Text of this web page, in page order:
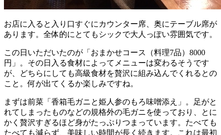
お店に入ると入り口すぐにカウンター席、奥にテーブル席が
あります。全体的にとてもシックで大人っぽい雰囲気です。
この日いただいたのが「おまかせコース（料理7品）8000
円」。その日入る食材によってメニューは変わるそうです
が、どちらにしても高級食材を贅沢に組み込んでくれるとの
こと。何が出てくるか楽しみですね。
まずは前菜「香箱毛ガニと姫人参のもろ味噌添え」。足がと
れてしまったものなどの規格外の毛ガニを使っており、とに
かく贅沢すぎるほど身がたっぷりつまっています。たべても
たべても減らず、美味しい時間が長く続きます。これは最初